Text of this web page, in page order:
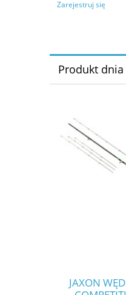
Zarejestruj się
Produkt dnia
JAXON